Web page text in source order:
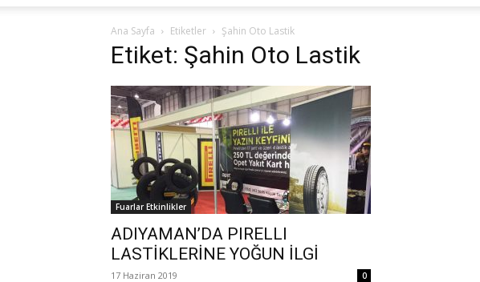
Ana Sayfa Etiketler Şahin Oto Lastik
Etiket: Şahin Oto Lastik
Fuarlar Etkinlikler
ADIYAMAN’DA PIRELLI
LASTİKLERİNE YOĞUN İLGİ
17 Haziran 2019 0